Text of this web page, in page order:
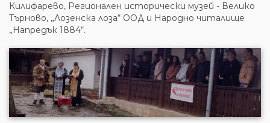
Килифарево, Регионален исторически музей - Велико
Търново, „Лозенска лоза“ ООД и Народно читалище
„Напредък 1884“.